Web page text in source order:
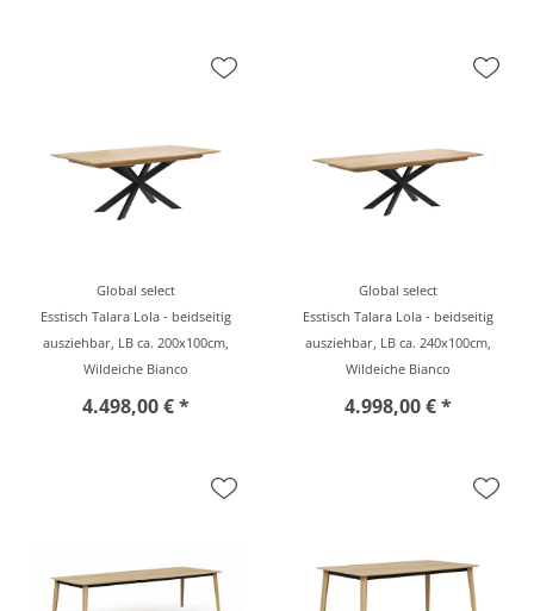
Global select
Esstisch Talara Lola - beidseitig
ausziehbar, LB ca. 200x100cm,
Wildeiche Bianco
4.498,00 € *
Global select
Esstisch Talara Lola - beidseitig
ausziehbar, LB ca. 240x100cm,
Wildeiche Bianco
4.998,00 € *